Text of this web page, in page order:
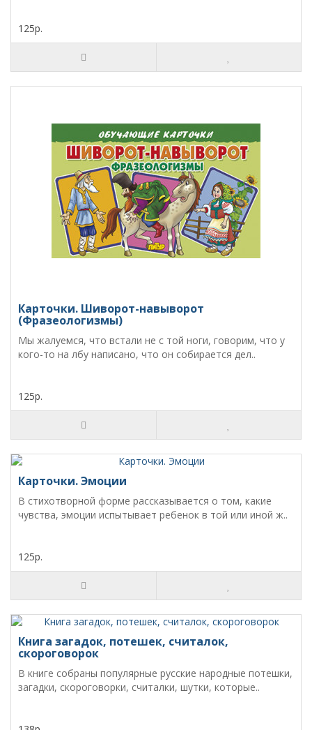
125р.
Карточки. Шиворот-навыворот
(Фразеологизмы)
Мы жалуемся, что встали не с той ноги, говорим, что у
кого-то на лбу написано, что он собирается дел..
125р.
Карточки. Эмоции
В стихотворной форме рассказывается о том, какие
чувства, эмоции испытывает ребенок в той или иной ж..
125р.
Книга загадок, потешек, считалок,
скороговорок
В книге собраны популярные русские народные потешки,
загадки, скороговорки, считалки, шутки, которые..